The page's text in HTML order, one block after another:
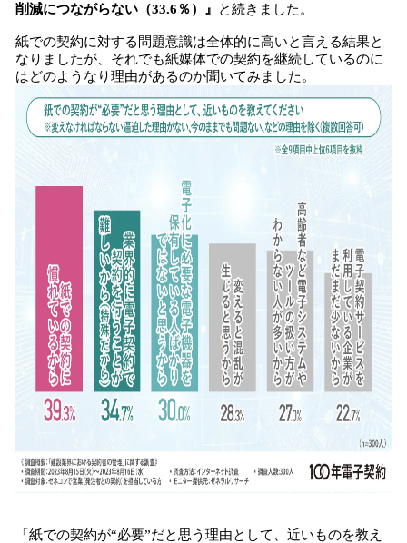
削減につながらない（33.6％）』 と続きました。
紙での契約に対する問題意識は全体的に高いと言える結果と
なりましたが、それでも紙媒体での契約を継続しているのに
はどのようなり理由があるのか聞いてみました。
「紙での契約が“必要”だと思う理由として、近いものを教え